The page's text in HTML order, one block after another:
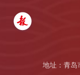
地址：青岛